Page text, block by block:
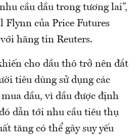
cầu dầu trong tương lai”,
của Price Futures
hãng tin Reuters.
cho dầu thô trở nên đắt
tiêu dùng sử dụng các
dầu, vì dầu được định
dẫn tới nhu cầu tiêu thụ
tăng có thể gây suy yếu